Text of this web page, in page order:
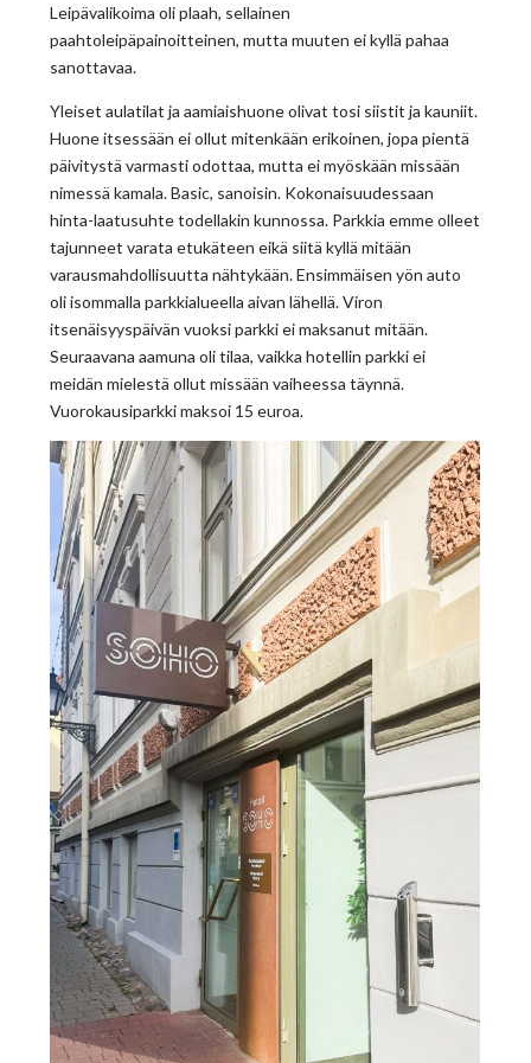
Leipävalikoima oli plaah, sellainen
paahtoleipäpainoitteinen, mutta muuten ei kyllä pahaa
sanottavaa.
Yleiset aulatilat ja aamiaishuone olivat tosi siistit ja kauniit.
Huone itsessään ei ollut mitenkään erikoinen, jopa pientä
päivitystä varmasti odottaa, mutta ei myöskään missään
nimessä kamala. Basic, sanoisin. Kokonaisuudessaan
hinta-laatusuhte todellakin kunnossa. Parkkia emme olleet
tajunneet varata etukäteen eikä siitä kyllä mitään
varausmahdollisuutta nähtykään. Ensimmäisen yön auto
oli isommalla parkkialueella aivan lähellä. Viron
itsenäisyyspäivän vuoksi parkki ei maksanut mitään.
Seuraavana aamuna oli tilaa, vaikka hotellin parkki ei
meidän mielestä ollut missään vaiheessa täynnä.
Vuorokausiparkki maksoi 15 euroa.